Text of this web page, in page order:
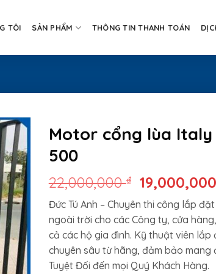
TÔI SẢN PHẨM THÔNG TIN THANH TOÁN
Motor cổng lùa
500
22,000,000₫
Giá
gốc
là:
19,000,000
Đức Tú Anh – Chuyên thi công lắp
ngoài trời cho các Công ty, cửa
cả các hộ gia đình. Kỹ thuật viên
chuyên sâu từ hãng, đảm bảo mang
Tuyệt Đối đến mọi Quý Khách Hàng.